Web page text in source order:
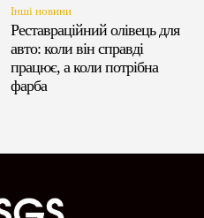
Інші новини
Реставраційний олівець для
авто: коли він справді
працює, а коли потрібна
фарба